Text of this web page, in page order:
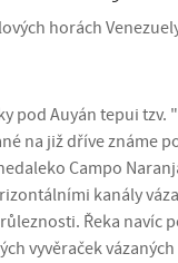
horách
pod Auyán tepui tzv.
na již dříve známe
Campo
kanály
Řeka navíc
vyvěraček